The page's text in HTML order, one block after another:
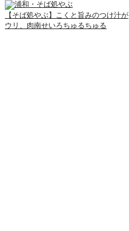
【そば処やぶ】こくと旨みのつけ汁が
ウリ、肉南せいろちゅるちゅる